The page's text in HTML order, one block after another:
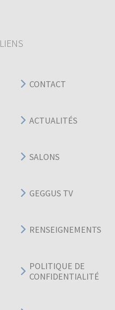
LIENS
CONTACT
ACTUALITÉS
SALONS
GEGGUS TV
RENSEIGNEMENTS
POLITIQUE DE
CONFIDENTIALITÉ